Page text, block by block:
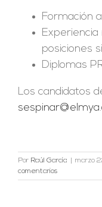
Formación
posiciones
Diplomas
Los candidatos
Por Raúl García marzo
comentarios